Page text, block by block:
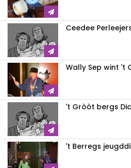
Ceedee
Wally Sep wint 't
't Gròòt bergs
't Berregs